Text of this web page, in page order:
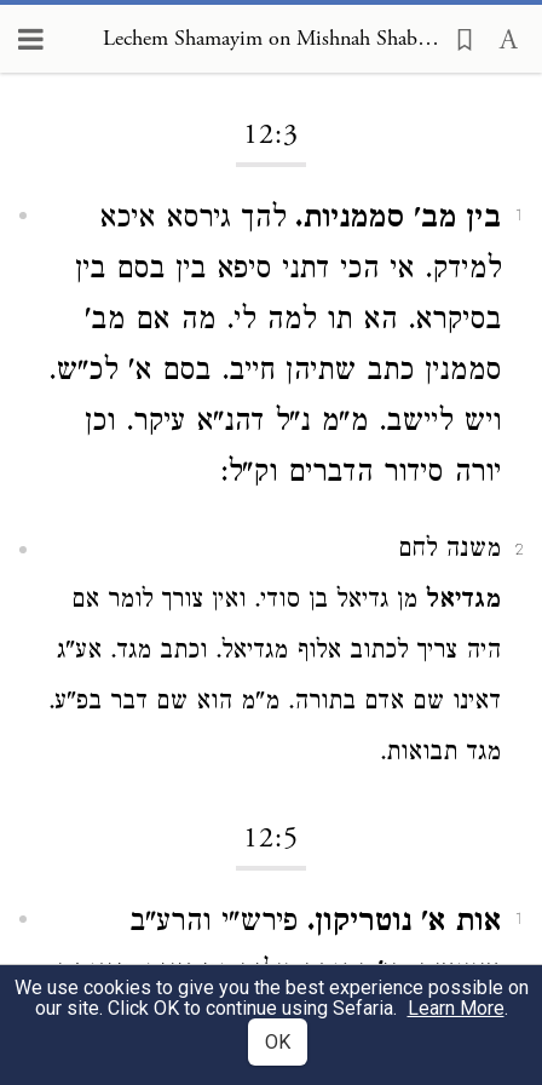
Lechem Shamayim on Mishnah Shabbat 12:3
12:3
1 בין מב' סממניות. להך גירסא איכא
למידק. אי הכי דתני סיפא בין בסם בין
בסיקרא. הא תו למה לי. מה אם מב'
סממנין כתב שתיהן חייב. בסם א' לכ"ש.
ויש ליישב. מ"מ נ"ל דהנ"א עיקר. וכן
יורה סידור הדברים וק"ל:
2
משנה לחם
מגדיאל מן גדיאל בן סודי. ואין צורך לומר אם
היה צריך לכתוב אלוף מגדיאל. וכתב מגד. אע"ג
דאינו שם אדם בתורה. מ"מ הוא שם דבר בפ"ע.
מגד תבואות.
12:5
1 אות א' נוטריקון. פירש"י והרע"ב
שעושה סי' נקודה עליה ומבינים מאותה
האות תיבה שלמה עכ"ל:
We use cookies to give you the best experience possible on
our site. Click OK to continue using Sefaria. Learn More.
OK